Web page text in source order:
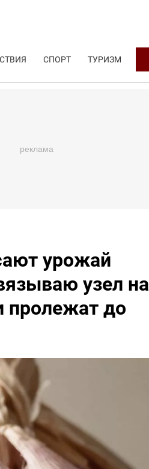
СПОРТ ТУРИЗМ
урожай
узел на
пролежат до